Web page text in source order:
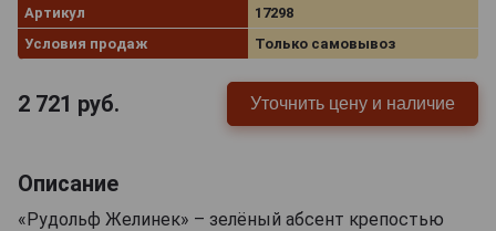
Артикул
17298
Условия продаж
Только самовывоз
2 721 руб. Уточнить цену и наличие
Описание
«Рудольф Желинек» – зелёный абсент крепостью